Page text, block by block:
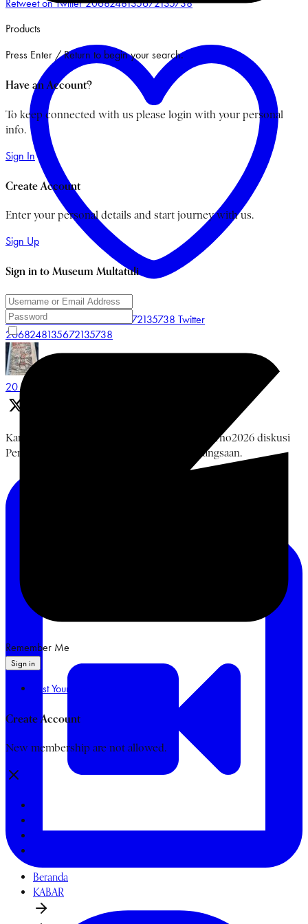
Retweet on Twitter 2068248135672135738
Like on Twitter 2068248135672135738 Twitter
2068248135672135738
20 Jun
Kamis, 18 Juni 2026 rangkaian #BulanBungKarno2026 diskusi
Pemikiran Bung Karno, NU, dan Islam Kebangsaan.
Products
Press Enter / Return to begin your search.
Have an Account?
To keep connected with us please login with your personal
info.
Sign In
Create Account
Enter your personal details and start journey with us.
Sign Up
Sign in to Museum Multatuli
Remember Me
Sign in
Lost Your Password?
Create Account
New membership are not allowed.
Beranda
KABAR